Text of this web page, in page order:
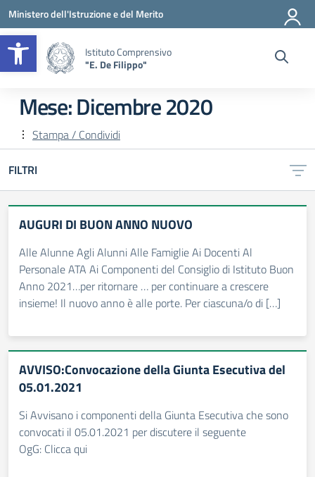
Apri la barra degli strumenti
Vai ai contenuti
Vai al menu di navigazione
Vai al footer
Ministero dell'Istruzione e del Merito
Istituto Comprensivo
"E. De Filippo"
Mese:Dicembre 2020
Stampa / Condividi
FILTRI
AUGURI DI BUON ANNO NUOVO
Alle Alunne Agli Alunni Alle Famiglie Ai Docenti Al
Personale ATA Ai Componenti del Consiglio di Istituto Buon
Anno 2021…per ritornare … per continuare a crescere
insieme! Il nuovo anno è alle porte. Per ciascuna/o di […]
AVVISO:Convocazione della Giunta Esecutiva del
05.01.2021
Si Avvisano i componenti della Giunta Esecutiva che sono
convocati il 05.01.2021 per discutere il seguente
OgG: Clicca qui